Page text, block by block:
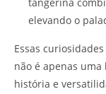
tangerina
elevando o
Essas
não é apenas
história e